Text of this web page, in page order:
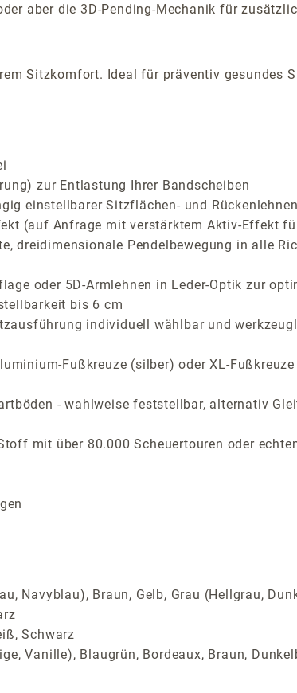
aber die 3D-Pending-Mechanik für
Sitzkomfort. Ideal für präventiv gesundes
zur Entlastung Ihrer Bandscheiben
einstellbarer Sitzflächen- und
(auf Anfrage mit verstärktem Aktiv-Effekt
dreidimensionale Pendelbewegung in alle
oder 5D-Armlehnen in Leder-Optik zur
bis 6 cm
individuell wählbar und
Fußkreuze (silber) oder XL-
- wahlweise feststellbar, alternativ
mit über 80.000 Scheuertouren oder
Navyblau), Braun, Gelb, Grau (Hellgrau,
Schwarz
Vanille), Blaugrün, Bordeaux, Braun,